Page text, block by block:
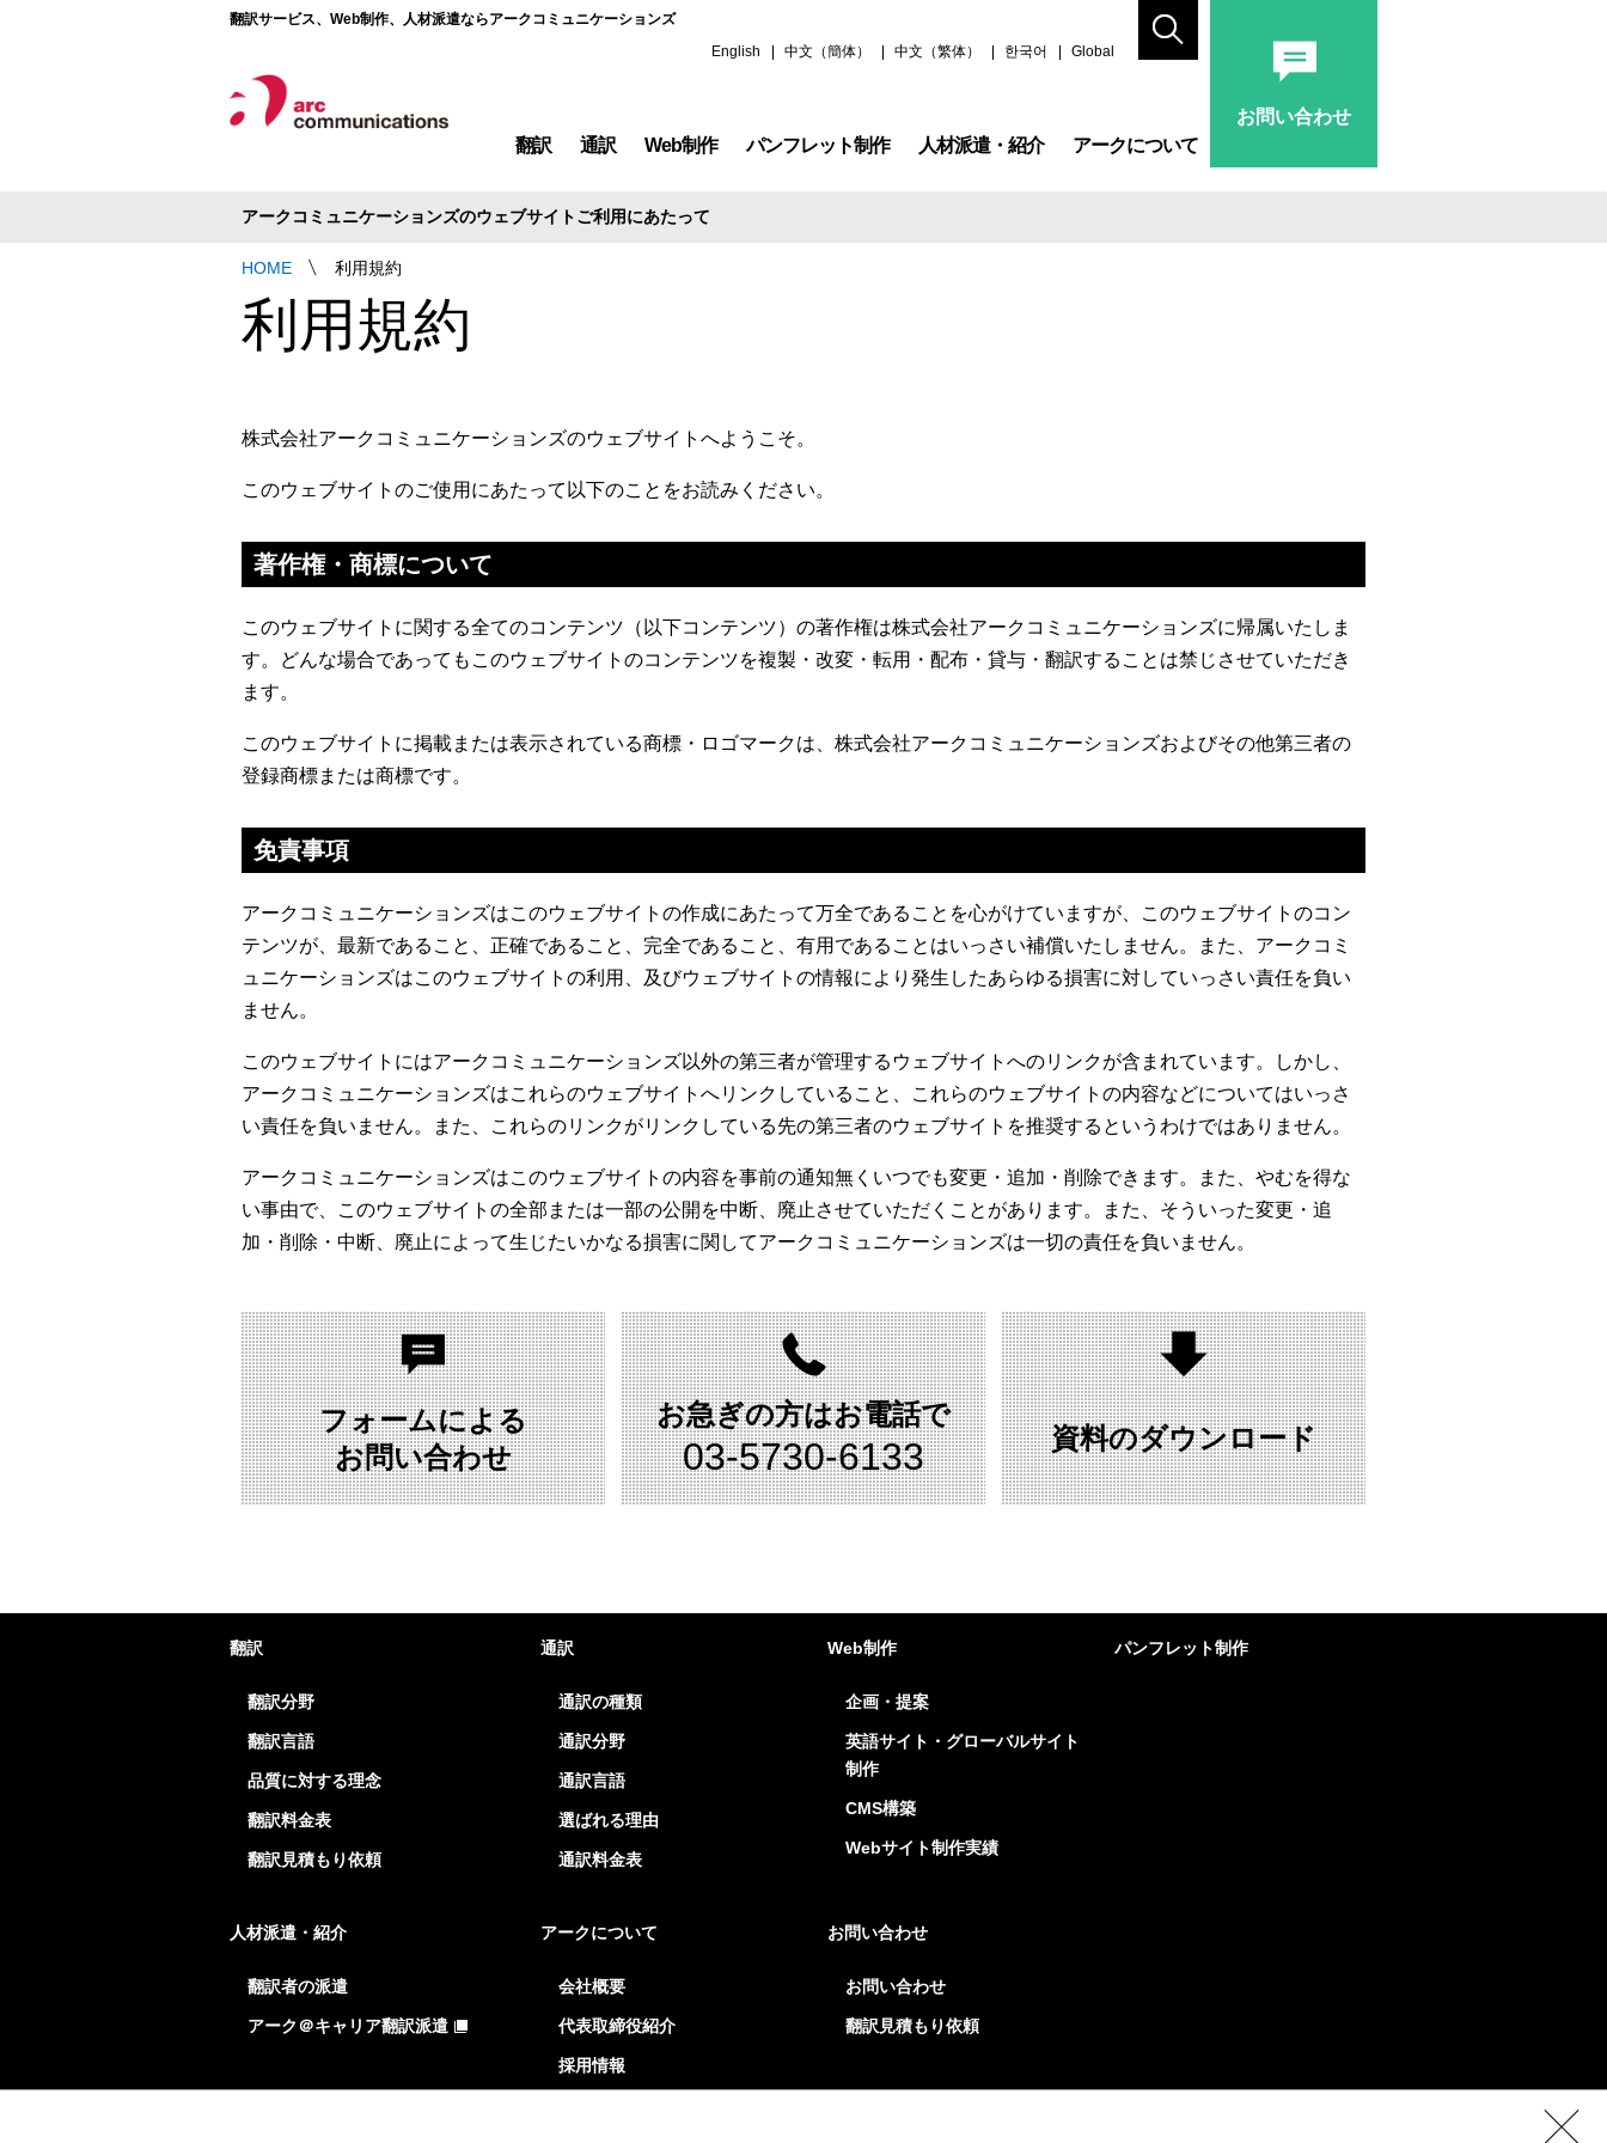
翻訳サービス、Web制作、人材派遣ならアークコミュニケーションズ
English
中文（簡体） 中文（繁体） 한국어 Global
お問い合わせ
翻訳
通訳 Web制作 パンフレット制作 人材派遣・紹介 アークについて
アークコミュニケーションズのウェブサイトご利用にあたって
HOME 利用規約
利用規約
株式会社アークコミュニケーションズのウェブサイトへようこそ。
このウェブサイトのご使用にあたって以下のことをお読みください。
著作権・商標について
このウェブサイトに関する全てのコンテンツ（以下コンテンツ）の著作権は株式会社アークコミュニケーションズに帰属いたしま
す。どんな場合であってもこのウェブサイトのコンテンツを複製・改変・転用・配布・貸与・翻訳することは禁じさせていただき
ます。
このウェブサイトに掲載または表示されている商標・ロゴマークは、株式会社アークコミュニケーションズおよびその他第三者の
登録商標または商標です。
免責事項
アークコミュニケーションズはこのウェブサイトの作成にあたって万全であることを心がけていますが、このウェブサイトのコン
テンツが、最新であること、正確であること、完全であること、有用であることはいっさい補償いたしません。また、アークコミ
ュニケーションズはこのウェブサイトの利用、及びウェブサイトの情報により発生したあらゆる損害に対していっさい責任を負い
ません。
このウェブサイトにはアークコミュニケーションズ以外の第三者が管理するウェブサイトへのリンクが含まれています。しかし、
アークコミュニケーションズはこれらのウェブサイトへリンクしていること、これらのウェブサイトの内容などについてはいっさ
い責任を負いません。また、これらのリンクがリンクしている先の第三者のウェブサイトを推奨するというわけではありません。
アークコミュニケーションズはこのウェブサイトの内容を事前の通知無くいつでも変更・追加・削除できます。また、やむを得な
い事由で、このウェブサイトの全部または一部の公開を中断、廃止させていただくことがあります。また、そういった変更・追
加・削除・中断、廃止によって生じたいかなる損害に関してアークコミュニケーションズは一切の責任を負いません。
フォームによる
お問い合わせ
お急ぎの方はお電話で
03-5730-6133 資料のダウンロード
翻訳
翻訳分野
翻訳言語
品質に対する理念
翻訳料金表
翻訳見積もり依頼
通訳
通訳の種類
通訳分野
通訳言語
選ばれる理由
通訳料金表
Web制作
企画・提案
英語サイト・グローバルサイト
制作
CMS構築
Webサイト制作実績
パンフレット制作
人材派遣・紹介
翻訳者の派遣
アーク＠キャリア翻訳派遣
アークについて
会社概要
代表取締役紹介
採用情報
お問い合わせ
お問い合わせ
翻訳見積もり依頼